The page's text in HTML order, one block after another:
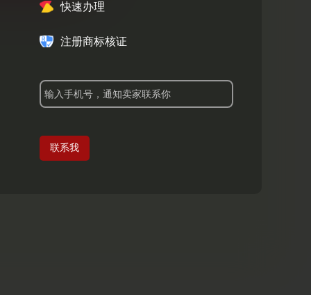
快速办理
注册商标核证